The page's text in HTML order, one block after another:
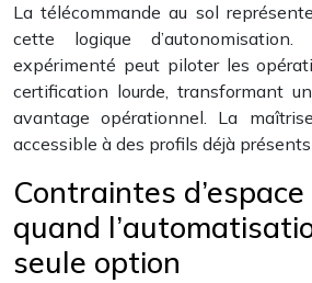
La télécommande au sol
cette logique
expérimenté peut piloter les
certification lourde, transformant
avantage opérationnel. La
accessible à des profils déjà
Contraintes
quand
seule option